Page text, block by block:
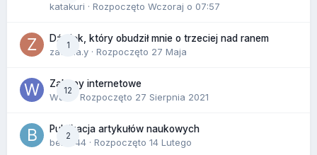
katakuri · Rozpoczęto Wczoraj o 07:57
1
Dźwięk, który obudził mnie o trzeciej nad ranem
zackr.a.y · Rozpoczęto 27 Maja
12
Zakupy internetowe
Wula · Rozpoczęto 27 Sierpnia 2021
2
Publikacja artykułów naukowych
berus44 · Rozpoczęto 14 Lutego